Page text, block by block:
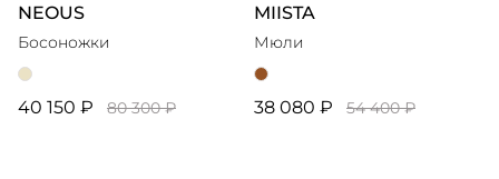
NEOUS
Босоножки
40 150 ₽ 80 300 ₽
MIISTA
Мюли
38 080 ₽ 54 400 ₽